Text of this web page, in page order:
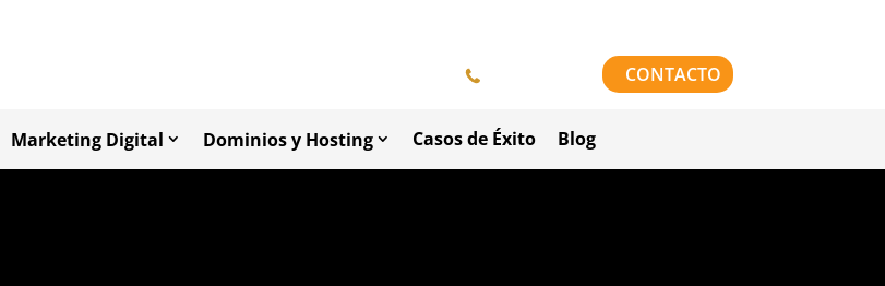
CONTACTO
Marketing Digital Dominios y Hosting Casos de Éxito Blog